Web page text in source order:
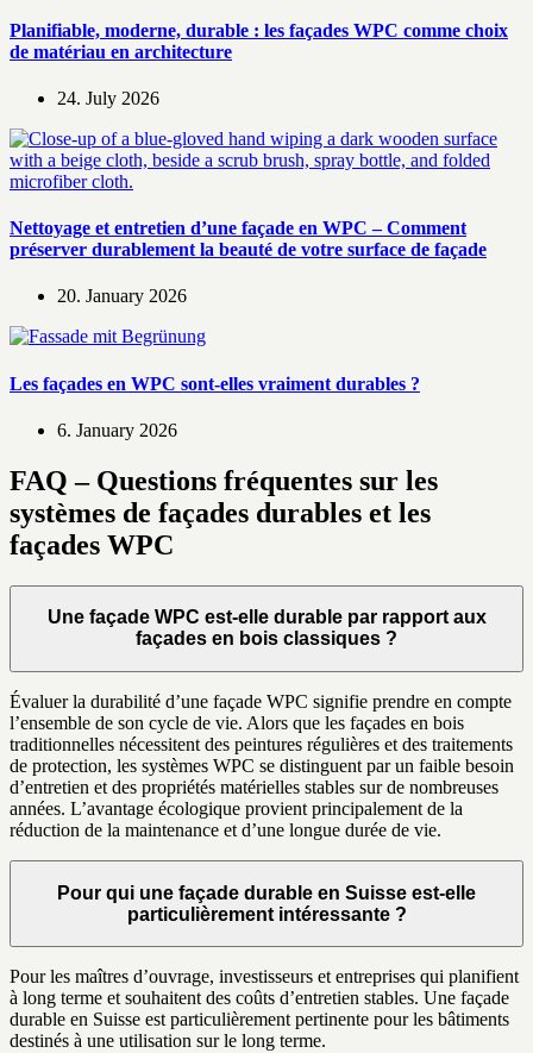
Planifiable, moderne, durable : les façades WPC comme choix
de matériau en architecture
24. July 2026
Nettoyage et entretien d’une façade en WPC – Comment
préserver durablement la beauté de votre surface de façade
20. January 2026
Les façades en WPC sont-elles vraiment durables ?
6. January 2026
FAQ – Questions fréquentes sur les
systèmes de façades durables et les
façades WPC
Une façade WPC est-elle durable par rapport aux
façades en bois classiques ?
Évaluer la durabilité d’une façade WPC signifie prendre en compte
l’ensemble de son cycle de vie. Alors que les façades en bois
traditionnelles nécessitent des peintures régulières et des traitements
de protection, les systèmes WPC se distinguent par un faible besoin
d’entretien et des propriétés matérielles stables sur de nombreuses
années. L’avantage écologique provient principalement de la
réduction de la maintenance et d’une longue durée de vie.
Pour qui une façade durable en Suisse est-elle
particulièrement intéressante ?
Pour les maîtres d’ouvrage, investisseurs et entreprises qui planifient
à long terme et souhaitent des coûts d’entretien stables. Une façade
durable en Suisse est particulièrement pertinente pour les bâtiments
destinés à une utilisation sur le long terme.